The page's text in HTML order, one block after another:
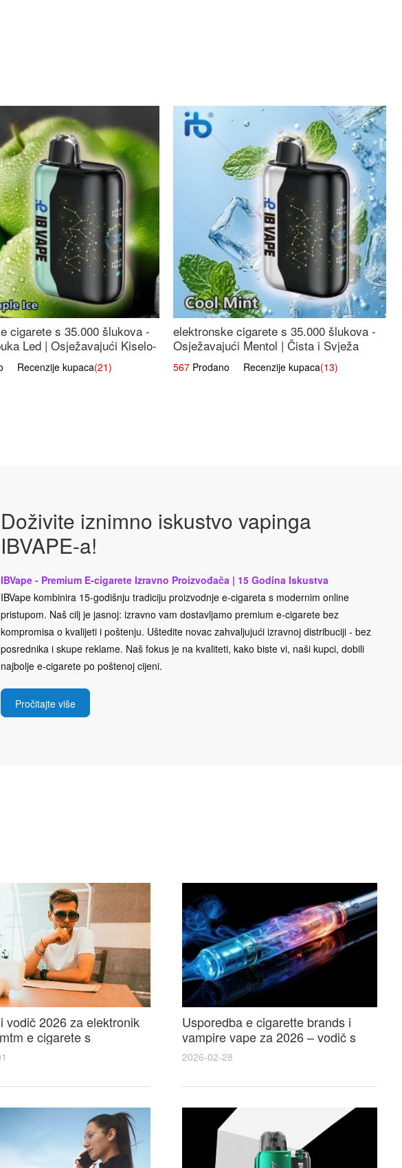
cigarete s 35.000 šlukova -
Led | Osježavajući Kiselo-
Recenzije kupaca(21)
elektronske cigarete s 35.000 šlukova -
Osježavajući Mentol | Čista i Svježa
Okus
567 Prodano Recenzije kupaca(13)
Doživite iznimno iskustvo vapinga
IBVAPE-a!
IBVape - Premium E-cigarete Izravno Proizvođača | 15 Godina Iskustva
IBVape kombinira 15-godišnju tradiciju proizvodnje e-cigareta s modernim online
pristupom. Naš cilj je jasnoj: izravno vam dostavljamo premium e-cigarete bez
kompromisa o kvalijeti i poštenju. Uštedite novac zahvaljujući izravnoj distribuciji - bez
posrednika i skupe reklame. Naš fokus je na kvaliteti, kako biste vi, naši kupci, dobili
najbolje e-cigarete po poštenoj cijeni.
Pročitajte više
vodič 2026 za elektronik
e cigarete s
recenzijama i
Usporedba e cigarette brands i
vampire vape za 2026 – vodič s
recenzijama, okusima i najboljim
ponudama
2026-02-28